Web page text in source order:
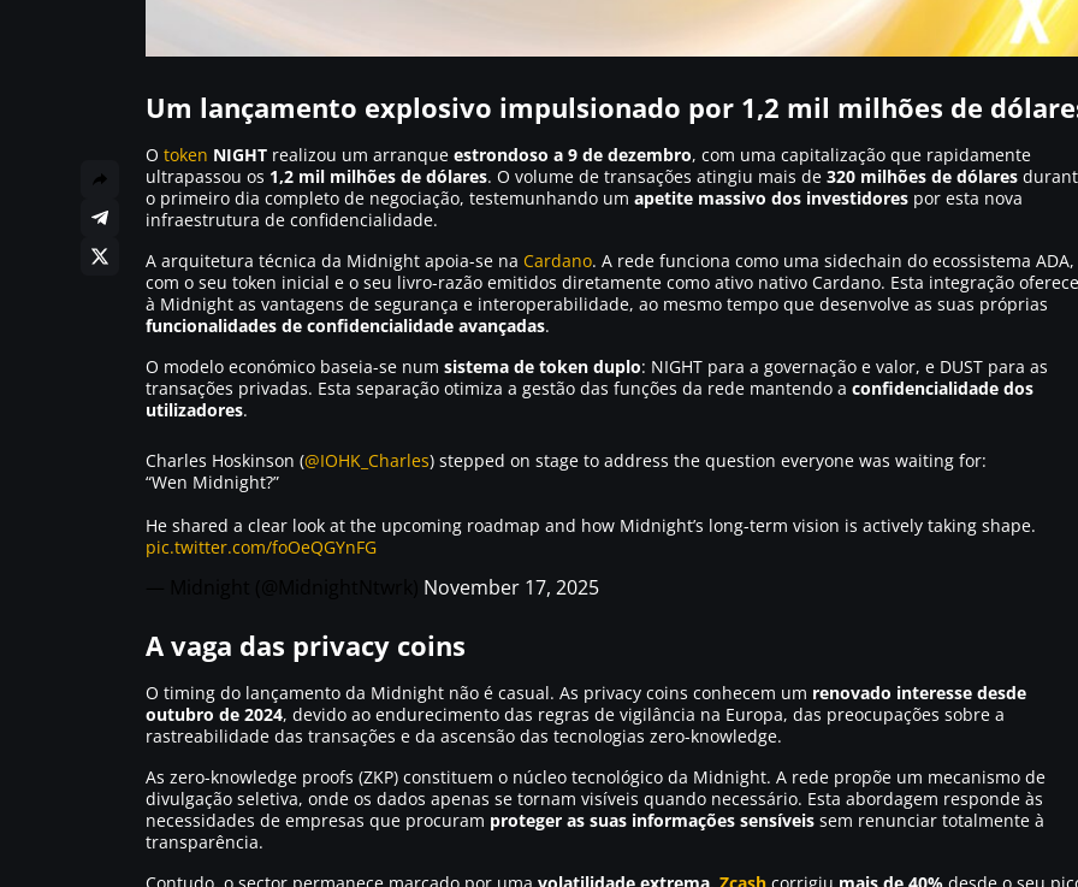
Um lançamento explosivo impulsionado por 1,2 mil milhões de
O token NIGHT realizou um arranque estrondoso a 9 de dezembro, com uma capitalização que rapidamente
ultrapassou os 1,2 mil milhões de dólares. O volume de transações atingiu mais de 320 milhões de dólares
o primeiro dia completo de negociação, testemunhando um apetite massivo dos investidores por esta nova
infraestrutura de confidencialidade.
A arquitetura técnica da Midnight apoia-se na Cardano. A rede funciona como uma sidechain do ecossistema ADA,
com o seu token inicial e o seu livro-razão emitidos diretamente como ativo nativo Cardano. Esta integração oferece
à Midnight as vantagens de segurança e interoperabilidade, ao mesmo tempo que desenvolve as suas próprias
funcionalidades de confidencialidade avançadas.
O modelo económico baseia-se num sistema de token duplo: NIGHT para a governação e valor, e DUST para as
transações privadas. Esta separação otimiza a gestão das funções da rede mantendo a confidencialidade dos
utilizadores.
Charles Hoskinson (@IOHK_Charles) stepped on stage to address the question everyone was waiting for:
“Wen Midnight?”
He shared a clear look at the upcoming roadmap and how Midnight’s long-term vision is actively taking shape.
pic.twitter.com/foOeQGYnFG
November 17, 2025
A vaga das privacy coins
O timing do lançamento da Midnight não é casual. As privacy coins conhecem um renovado interesse desde
outubro de 2024, devido ao endurecimento das regras de vigilância na Europa, das preocupações sobre a
rastreabilidade das transações e da ascensão das tecnologias zero-knowledge.
As zero-knowledge proofs (ZKP) constituem o núcleo tecnológico da Midnight. A rede propõe um mecanismo de
divulgação seletiva, onde os dados apenas se tornam visíveis quando necessário. Esta abordagem responde às
necessidades de empresas que procuram proteger as suas informações sensíveis sem renunciar totalmente à
transparência.
Contudo, o sector permanece marcado por uma volatilidade extrema. Zcash corrigiu mais de 40% desde o seu